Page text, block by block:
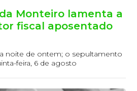
Monteiro lamenta a
fiscal aposentado
noite de ontem; o sepultamento
feira, 6 de agosto